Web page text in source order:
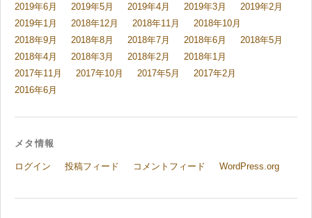
2019年6月
2019年5月 2019年4月 2019年3月
2019年2月
2019年1月
2018年12月 2018年11月
2018年10月
2018年9月
2018年8月 2018年7月 2018年6月
2018年5月
2018年4月
2018年3月 2018年2月
2018年1月
2017年11月
2017年10月 2017年5月
2017年2月
2016年6月
メタ情報
ログイン 投稿フィード コメントフィード WordPress.org